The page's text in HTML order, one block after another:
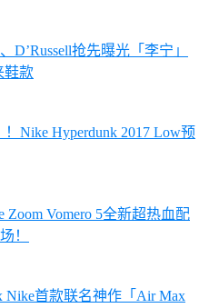
D’Russell抢先曝光「李宁」
鞋款
Nike Hyperdunk 2017 Low预
Vomero 5全新超热血配
！
Nike首款联名神作「Air Max